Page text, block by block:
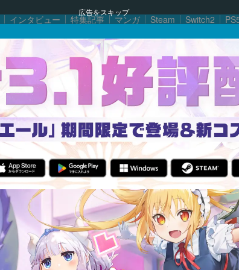
広告をスキップ
インタビュー 特集記事 マンガ Steam Switch2